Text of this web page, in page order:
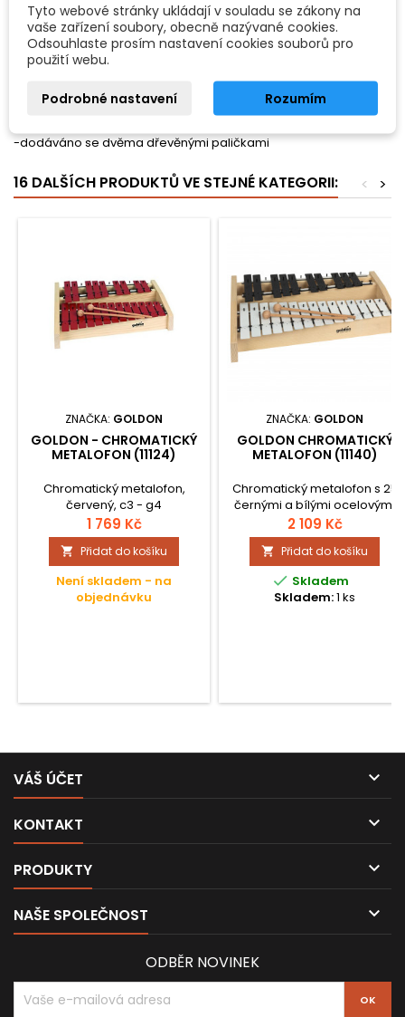
POPIS DETAILY PRODUKTU
- 13 + 3 kameny vyrobené z hliníku
-dodáváno se dvěma dřevěnými paličkami
16 DALŠÍCH PRODUKTŮ VE STEJNÉ KATEGORII: >
<
ZNAČKA: GOLDON
GOLDON - CHROMATICKÝ
METALOFON (11124)
Chromatický metalofon,
červený, c3 - g4
1 769 Kč
 Přidat do košíku
Není skladem - na
objednávku
ZNAČKA: GOLDON
GOLDON CHROMATICKÝ
METALOFON (11140)
Chromatický metalofon s 25
černými a bílými ocelovými
kameny a tónovým
rozsahem c2 - c4. Ozvučná
skříň je vyrobena ze
smrkového dřeva. Součástí
jsou i 2 dřevěné paličky.
2 109 Kč
 Přidat do košíku
 Skladem
Skladem:1 ks
VÁŠ ÚČET 
KONTAKT 
PRODUKTY 
NAŠE SPOLEČNOST 
ODBĚR NOVINEK
Tyto webové stránky ukládají v souladu se zákony na
vaše zařízení soubory, obecně nazývané cookies.
Odsouhlaste prosím nastavení cookies souborů pro
použití webu.
Podrobné nastavení Rozumím